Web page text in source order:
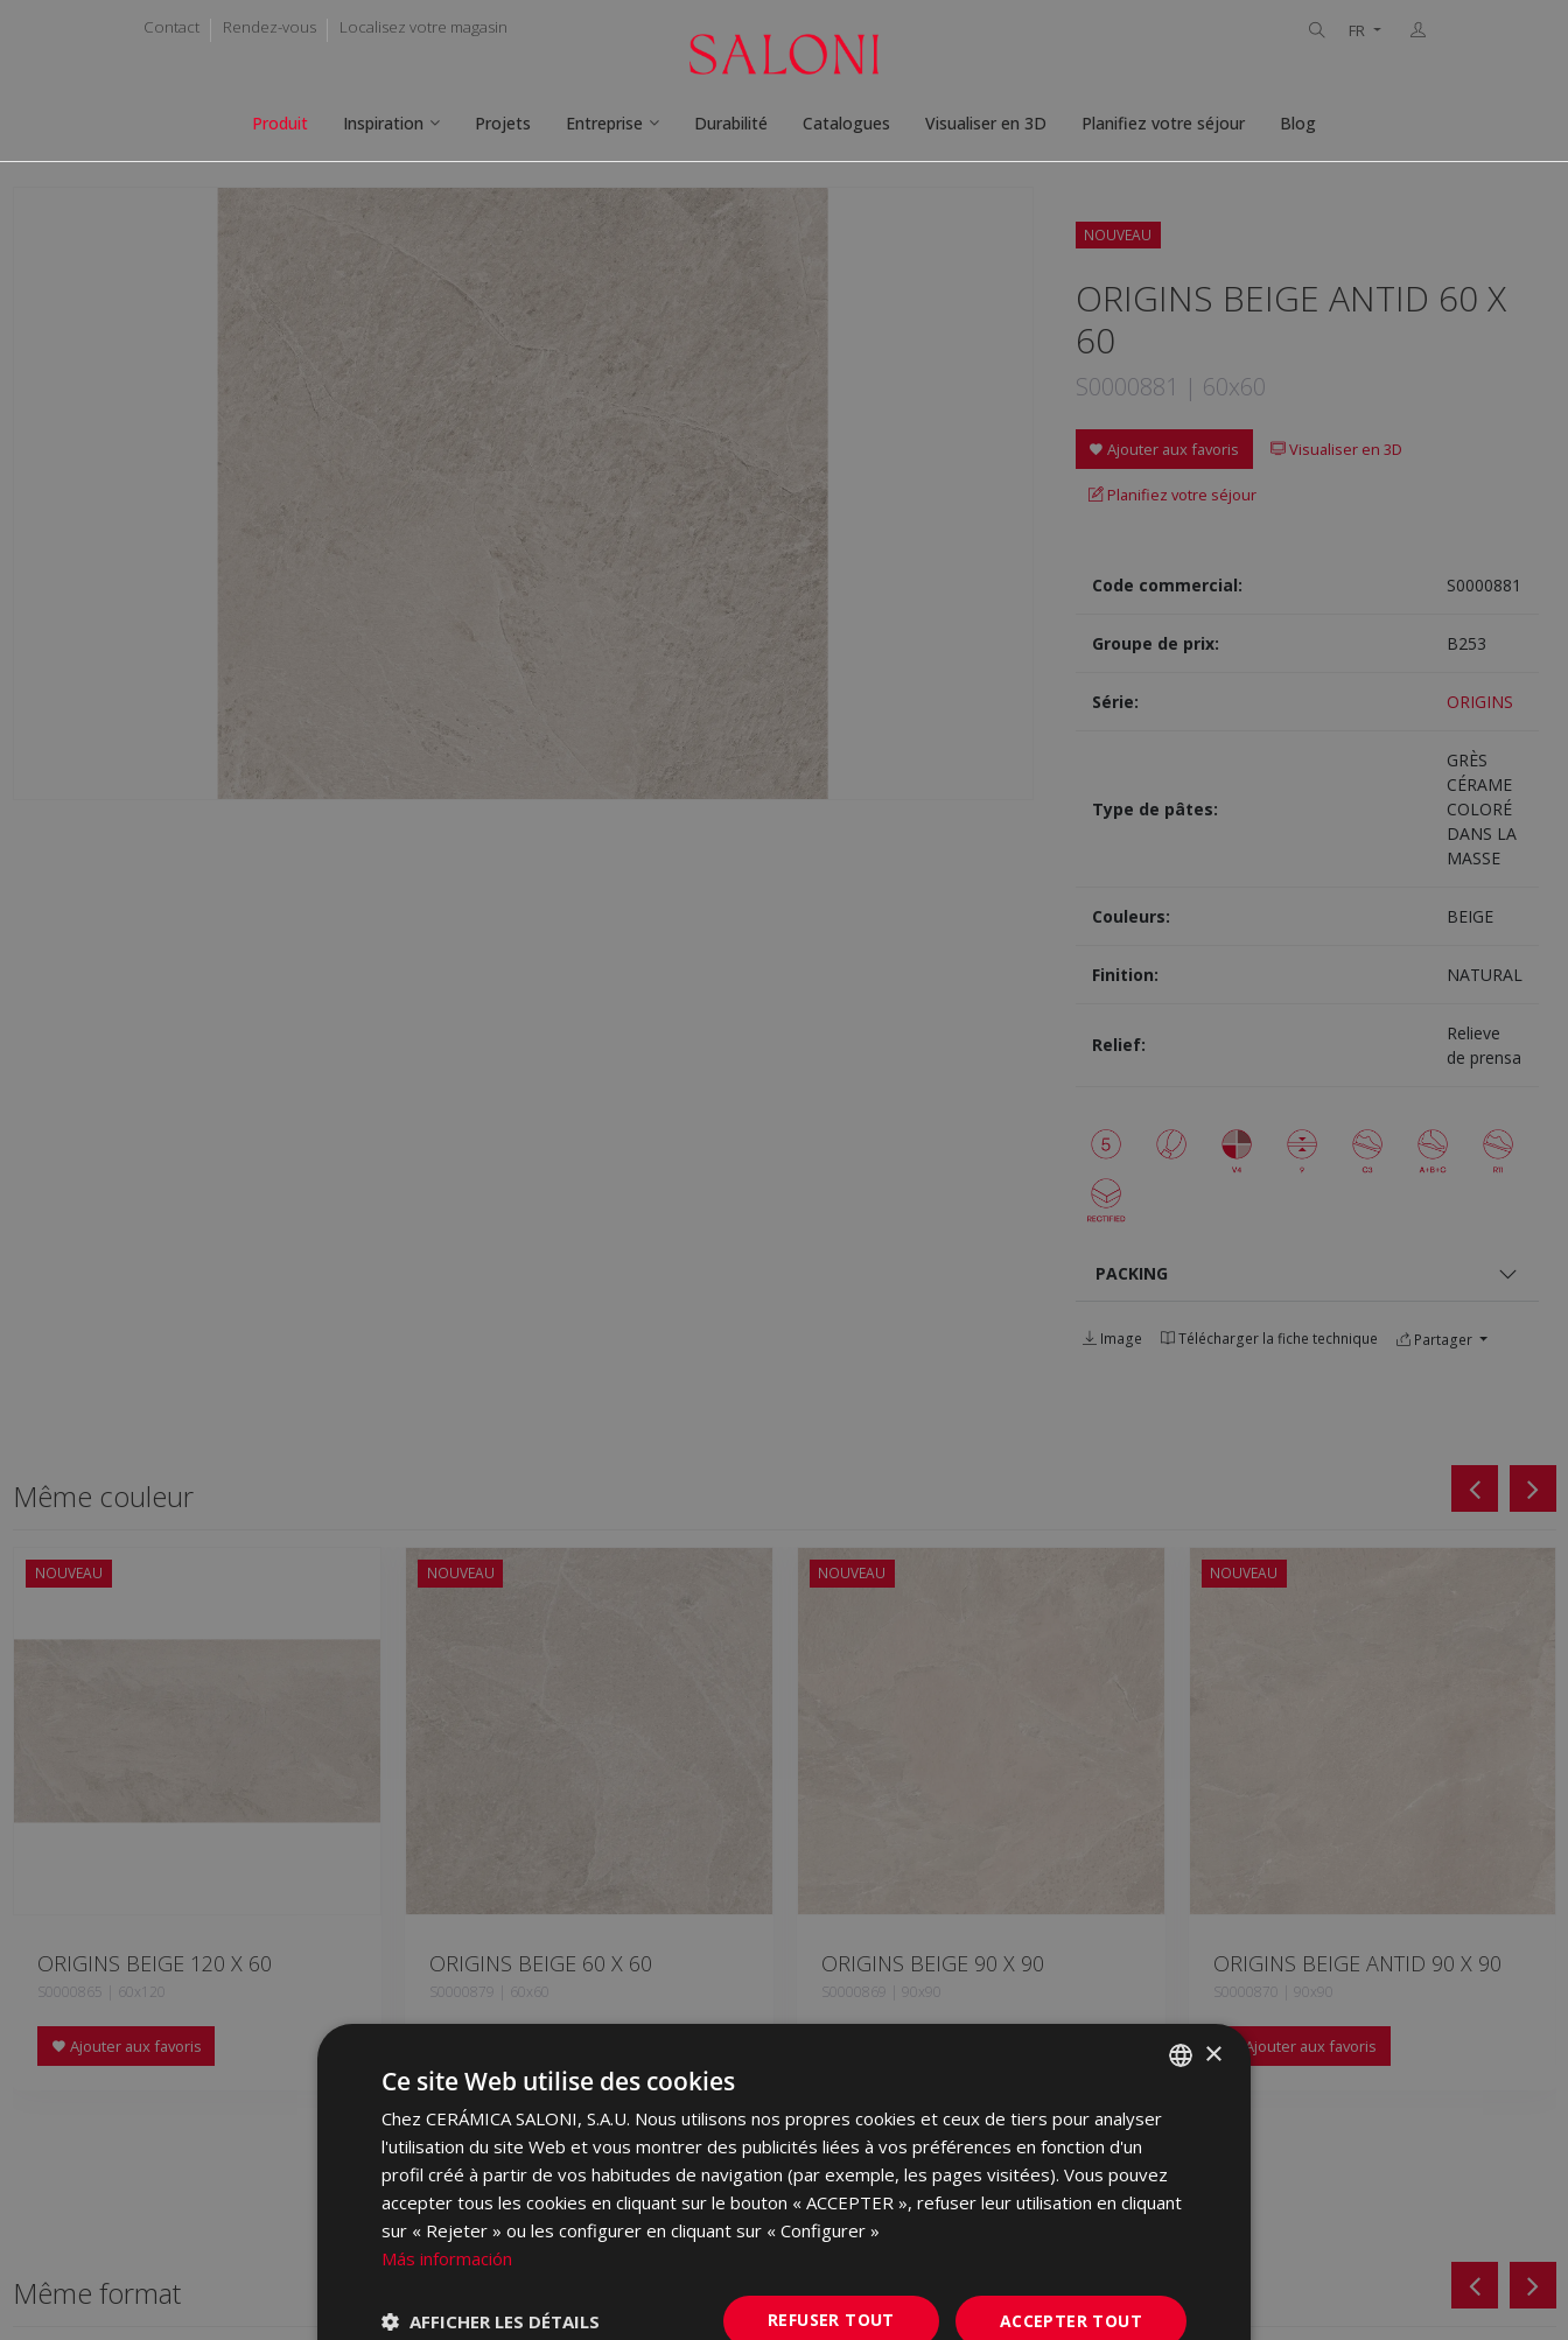
Contact Rendez-vous Localisez votre magasin FR
Produit Inspiration Projets Entreprise Durabilité Catalogues Visualiser en 3D Planifiez votre séjour Blog
NOUVEAU
ORIGINS BEIGE ANTID 60 X
60
S0000881 | 60x60
Ajouter aux favoris Visualiser en 3D
Planifiez votre séjour
Code commercial: S0000881
Groupe de prix: B253
Série: ORIGINS
Type de pâtes:
GRÈS
CÉRAME
COLORÉ
DANS LA
MASSE
Couleurs: BEIGE
Finition: NATURAL
Relief:
Relieve
de prensa
PACKING
Image Télécharger la fiche technique Partager
Même couleur
NOUVEAU
ORIGINS BEIGE 120 X 60
S0000865 | 60x120
Ajouter aux favoris
NOUVEAU
ORIGINS BEIGE 60 X 60
S0000879 | 60x60
NOUVEAU
ORIGINS BEIGE 90 X 90
S0000869 | 90x90
NOUVEAU
ORIGINS BEIGE ANTID 90 X 90
S0000870 | 90x90
Ajouter aux favoris
Même format
SPANISH
ENGLISH
FRENCH
×
Ce site Web utilise des cookies
Chez CERÁMICA SALONI, S.A.U. Nous utilisons nos propres cookies et ceux de tiers pour analyser
l'utilisation du site Web et vous montrer des publicités liées à vos préférences en fonction d'un
profil créé à partir de vos habitudes de navigation (par exemple, les pages visitées). Vous pouvez
accepter tous les cookies en cliquant sur le bouton « ACCEPTER », refuser leur utilisation en cliquant
sur « Rejeter » ou les configurer en cliquant sur « Configurer »
Más información
ACCEPTER TOUT
REFUSER TOUT
AFFICHER LES DÉTAILS